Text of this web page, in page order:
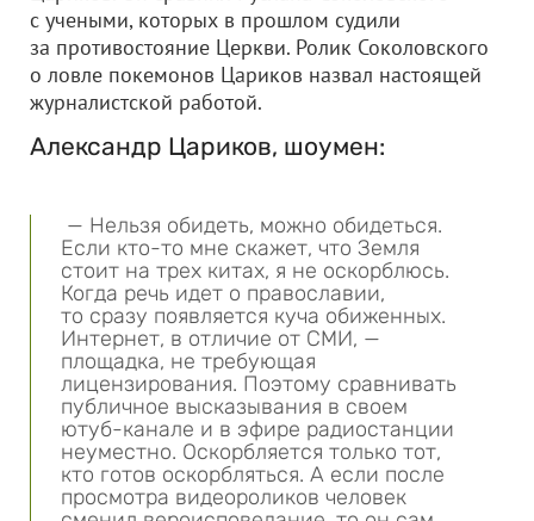
с учеными, которых в прошлом судили
за противостояние Церкви. Ролик Соколовского
о ловле покемонов Цариков назвал настоящей
журналистской работой.
Александр Цариков, шоумен:
— Нельзя обидеть, можно обидеться.
Если кто-то мне скажет, что Земля
стоит на трех китах, я не оскорблюсь.
Когда речь идет о православии,
то сразу появляется куча обиженных.
Интернет, в отличие от СМИ, —
площадка, не требующая
лицензирования. Поэтому сравнивать
публичное высказывания в своем
ютуб-канале и в эфире радиостанции
неуместно. Оскорбляется только тот,
кто готов оскорбляться. А если после
просмотра видеороликов человек